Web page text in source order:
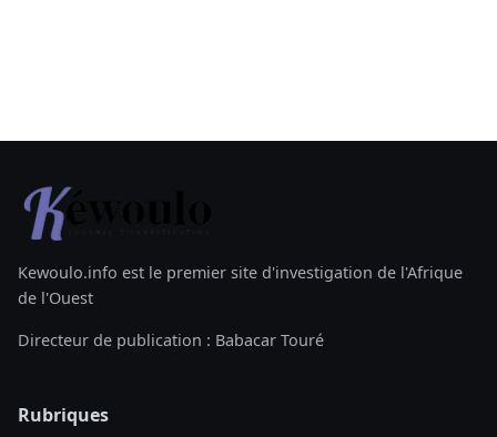
Kewoulo.info est le premier site d'investigation de l'Afrique
de l'Ouest
Directeur de publication : Babacar Touré
Rubriques